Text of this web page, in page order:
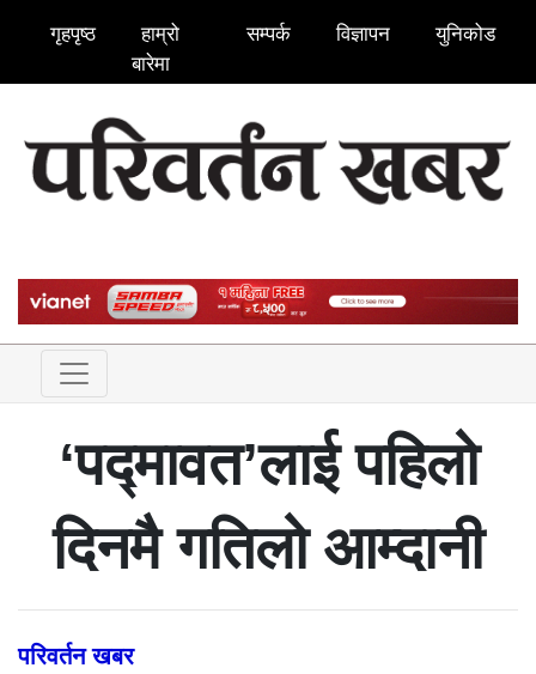
गृहपृष्ठ
हाम्रो
बारेमा
सम्पर्क विज्ञापन युनिकोड
‘पद्मावत’लाई पहिलो
दिनमै गतिलो आम्दानी
परिवर्तन खबर